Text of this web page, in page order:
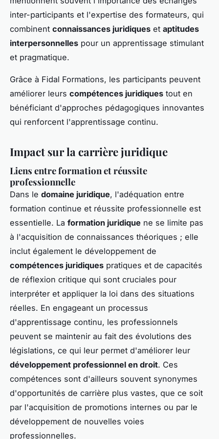
inter-participants et l'expertise des formateurs, qui
combinent connaissances juridiques et aptitudes
interpersonnelles pour un apprentissage stimulant
et pragmatique.
Grâce à Fidal Formations, les participants peuvent
améliorer leurs compétences juridiques tout en
bénéficiant d'approches pédagogiques innovantes
qui renforcent l'apprentissage continu.
Impact sur la carrière juridique
Liens entre formation et réussite
professionnelle
Dans le domaine juridique, l'adéquation entre
formation continue et réussite professionnelle est
essentielle. La formation juridique ne se limite pas
à l'acquisition de connaissances théoriques ; elle
inclut également le développement de
compétences juridiques pratiques et de capacités
de réflexion critique qui sont cruciales pour
interpréter et appliquer la loi dans des situations
réelles. En engageant un processus
d'apprentissage continu, les professionnels
peuvent se maintenir au fait des évolutions des
législations, ce qui leur permet d'améliorer leur
développement professionnel en droit. Ces
compétences sont d'ailleurs souvent synonymes
d'opportunités de carrière plus vastes, que ce soit
par l'acquisition de promotions internes ou par le
développement de nouvelles voies
professionnelles.